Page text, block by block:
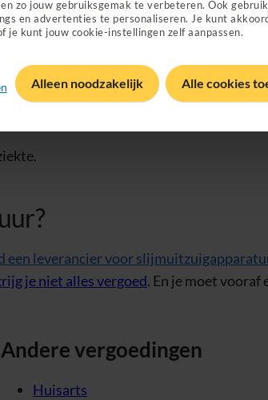
zo jouw gebruiksgemak te verbeteren. Ook
en advertenties te personaliseren. Je kunt
je kunt jouw cookie-instellingen zelf aanpassen.
Alleen noodzakelijk Alle cookies
andere spierziekte. Of
een leverancier voor
je niet alles vergoed. En je moet vooraf
Andere vergoedingen
Huisarts